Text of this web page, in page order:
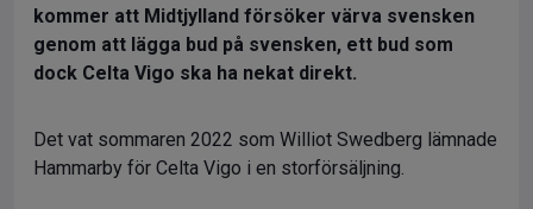
kommer att Midtjylland försöker värva svensken
genom att lägga bud på svensken, ett bud som
dock Celta Vigo ska ha nekat direkt.
Det vat sommaren 2022 som Williot Swedberg lämnade
Hammarby för Celta Vigo i en storförsäljning.